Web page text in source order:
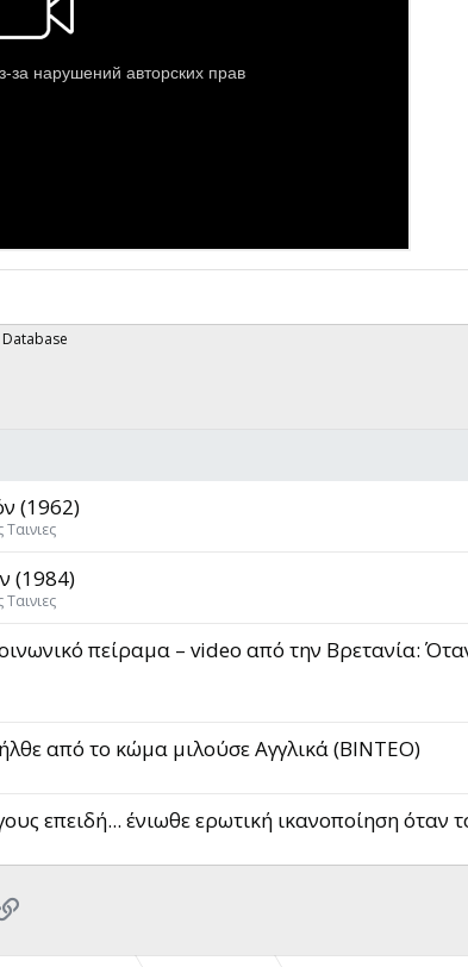
(1962)
Ταινιες
(1984)
Ταινιες
πείραμα – video από την Bρετανία:
από το κώμα μιλoύσε Αγγλικά (ΒΙΝΤΕΟ)
επειδή... ένιωθε ερωτική ικανοποίηση όταν